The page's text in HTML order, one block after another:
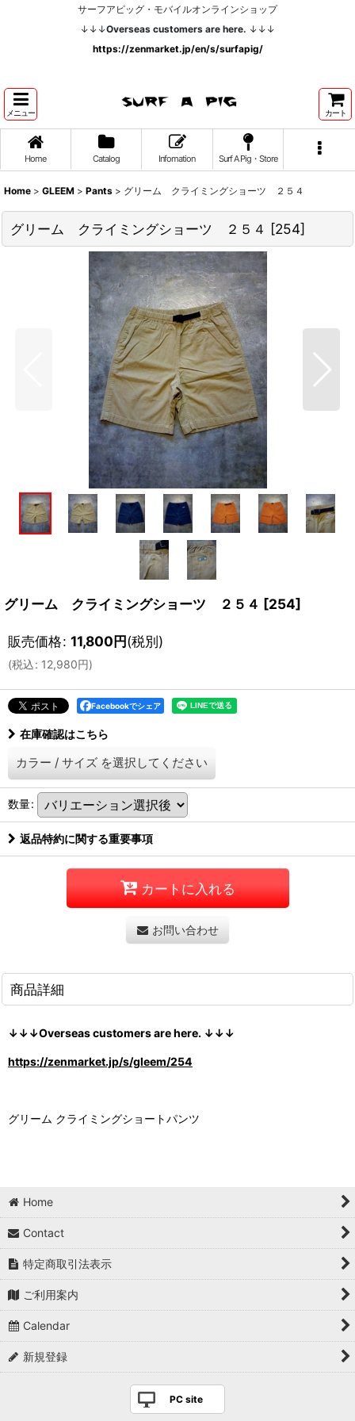
サーフアピッグ・モバイルオンラインショップ
↓↓↓Overseas customers are here. ↓↓↓
https://zenmarket.jp/en/s/surfapig/
メニュー カート
Home Catalog Infomation Surf A Pig・Store
Home > GLEEM > Pants > グリーム クライミングショーツ ２５４
グリーム クライミングショーツ ２５４ [254]
グリーム クライミングショーツ ２５４ [254]
販売価格: 11,800円(税別)
(税込: 12,980円)
Facebookでシェア
在庫確認はこちら
カラー / サイズ を選択してください
数量:
返品特約に関する重要事項
カートに入れる
お問い合わせ
商品詳細
↓↓↓Overseas customers are here. ↓↓↓
https://zenmarket.jp/s/gleem/254
グリーム クライミングショートパンツ
Home
Contact
特定商取引法表示
ご利用案内
Calendar
新規登録
PC site